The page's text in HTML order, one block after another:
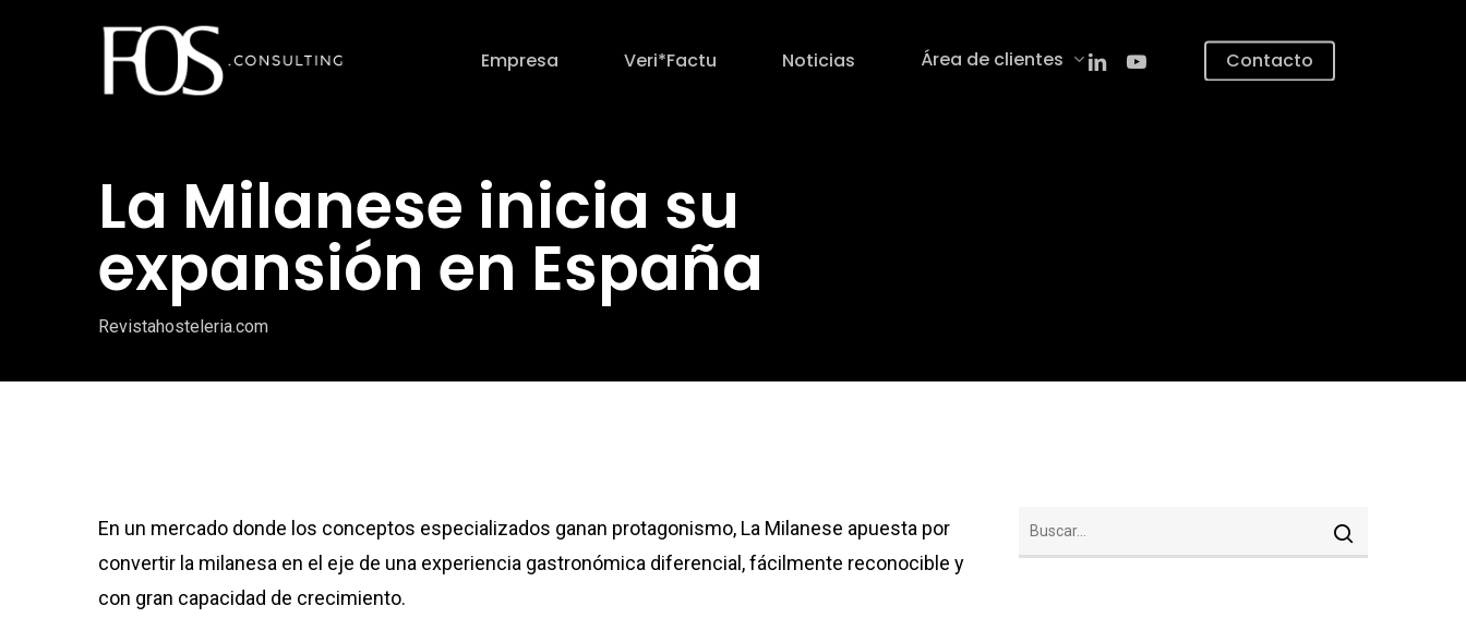
Empresa Veri*Factu Noticias Área de clientes linkedinyoutube Contacto
La Milanese inicia su
expansión en España
Revistahosteleria.com
En un mercado donde los conceptos especializados ganan protagonismo, La Milanese apuesta por
convertir la milanesa en el eje de una experiencia gastronómica diferencial, fácilmente reconocible y
con gran capacidad de crecimiento.